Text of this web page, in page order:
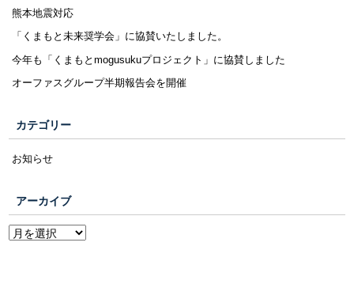
熊本地震対応
「くまもと未来奨学会」に協賛いたしました。
今年も「くまもとmogusukuプロジェクト」に協賛しました
オーファスグループ半期報告会を開催
カテゴリー
お知らせ
アーカイブ